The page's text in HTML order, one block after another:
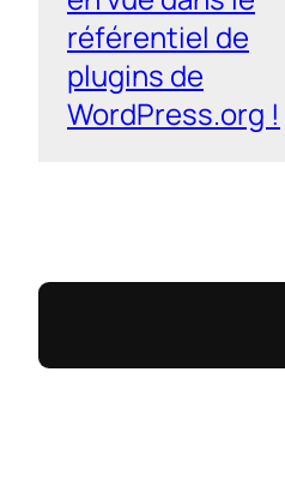
référentiel de
plugins de
WordPress.org !